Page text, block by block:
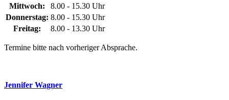
Mittwoch:
8.00 - 15.30 Uhr
Donnerstag: 8.00 - 15.30 Uhr
Freitag:
8.00 - 13.30 Uhr
Termine bitte nach vorheriger Absprache.
Jennifer Wagner